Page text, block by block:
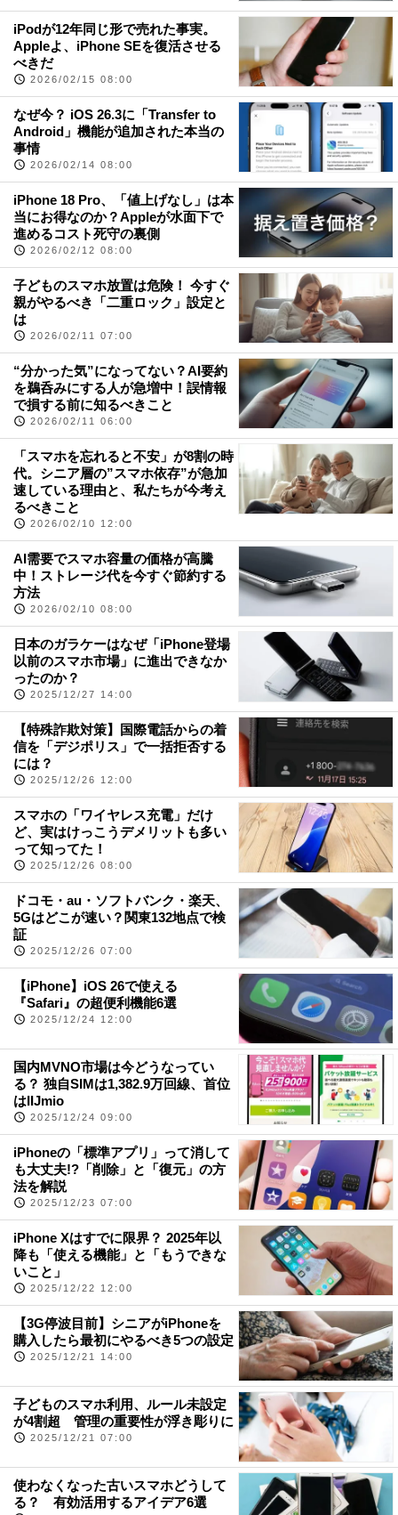
iPodが12年同じ形で売れた事実。
Appleよ、iPhone SEを復活させる
べきだ
2026/02/15 08:00
なぜ今？ iOS 26.3に「Transfer to
Android」機能が追加された本当の
事情
2026/02/14 08:00
iPhone 18 Pro、「値上げなし」は本
当にお得なのか？Appleが水面下で
進めるコスト死守の裏側
2026/02/12 08:00
子どものスマホ放置は危険！ 今すぐ
親がやるべき「二重ロック」設定と
は
2026/02/11 07:00
“分かった気”になってない？AI要約
を鵜呑みにする人が急増中！誤情報
で損する前に知るべきこと
2026/02/11 06:00
「スマホを忘れると不安」が8割の時
代。シニア層の”スマホ依存”が急加
速している理由と、私たちが今考え
るべきこと
2026/02/10 12:00
AI需要でスマホ容量の価格が高騰
中！ストレージ代を今すぐ節約する
方法
2026/02/10 08:00
日本のガラケーはなぜ「iPhone登場
以前のスマホ市場」に進出できなか
ったのか？
2025/12/27 14:00
【特殊詐欺対策】国際電話からの着
信を「デジポリス」で一括拒否する
には？
2025/12/26 12:00
スマホの「ワイヤレス充電」だけ
ど、実はけっこうデメリットも多い
って知ってた！
2025/12/26 08:00
ドコモ・au・ソフトバンク・楽天、
5Gはどこが速い？関東132地点で検
証
2025/12/26 07:00
【iPhone】iOS 26で使える
『Safari』の超便利機能6選
2025/12/24 12:00
国内MVNO市場は今どうなってい
る？ 独自SIMは1,382.9万回線、首位
はIIJmio
2025/12/24 09:00
iPhoneの「標準アプリ」って消して
も大丈夫!?「削除」と「復元」の方
法を解説
2025/12/23 07:00
iPhone Xはすでに限界？ 2025年以
降も「使える機能」と「もうできな
いこと」
2025/12/22 12:00
【3G停波目前】シニアがiPhoneを
購入したら最初にやるべき5つの設定
2025/12/21 14:00
子どものスマホ利用、ルール未設定
が4割超 管理の重要性が浮き彫りに
2025/12/21 07:00
使わなくなった古いスマホどうして
る？ 有効活用するアイデア6選